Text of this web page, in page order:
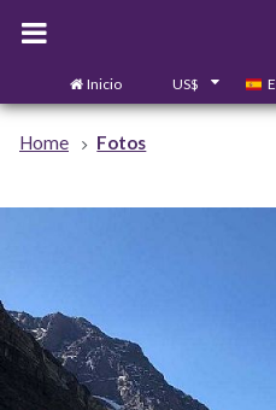
Inicio US$
Home Fotos